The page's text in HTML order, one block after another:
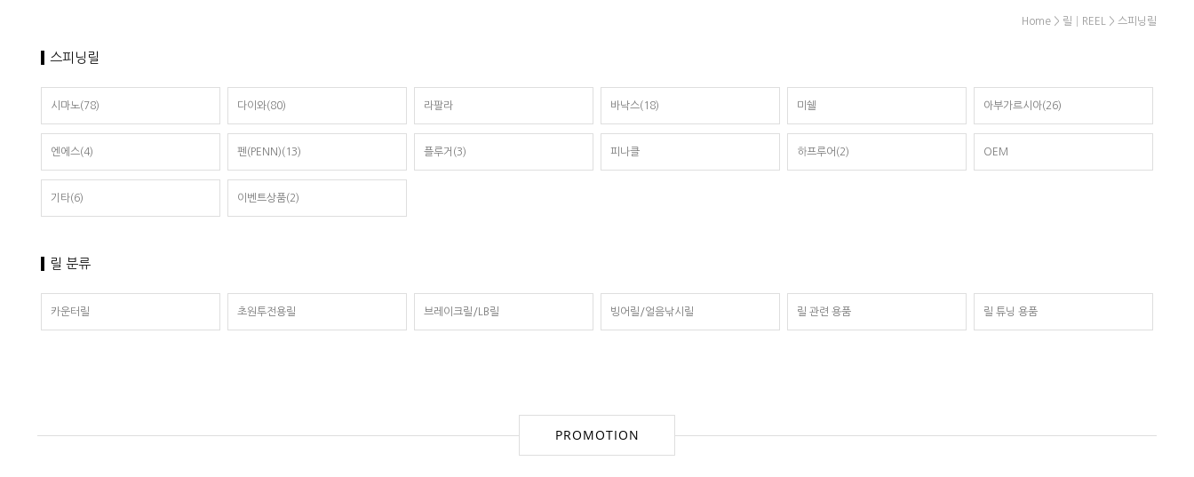
Home > 릴│REEL > 스피닝릴
스피닝릴
시마노(78) 다이와(80) 라팔라 바낙스(18) 미쉘 아부가르시아(26)
엔에스(4) 펜(PENN)(13) 플루거(3) 피나클 하프루어(2) OEM
기타(6) 이벤트상품(2)
릴 분류
카운터릴 초원투전용릴 브레이크릴/LB릴 빙어릴/얼음낚시릴 릴 관련 용품 릴 튜닝 용품
PROMOTION